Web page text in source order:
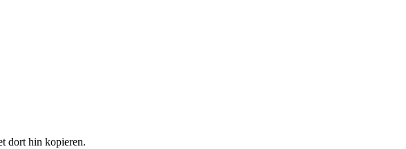
dort hin kopieren.